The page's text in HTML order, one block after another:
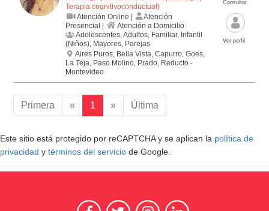
Terapia cognitivo­conductual)
Atención Online |
Atención
Presencial |
Atención a Domicilio
Adolescentes, Adultos, Familiar, Infantil
(Niños), Mayores, Parejas
Aires Puros, Bella Vista, Capurro, Goes,
La Teja, Paso Molino, Prado, Reducto -
Montevideo
Consultar
Ver perfil
Primera « 1 » Última
Este sitio está protegido por reCAPTCHA y se aplican la política de
privacidad y términos del servicio de Google.